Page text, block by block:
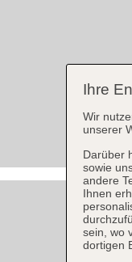
Ihre
Wir
unserer
Darüber
sowie
andere
Ihnen
sein, wo
dortigen